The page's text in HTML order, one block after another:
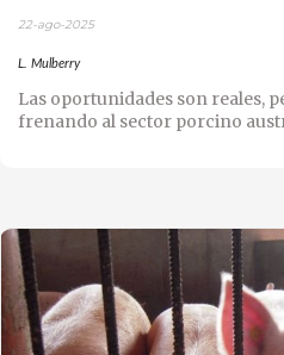
22-ago-2025
L. Mulberry
Las oportunidades son reales,
frenando al sector porcino